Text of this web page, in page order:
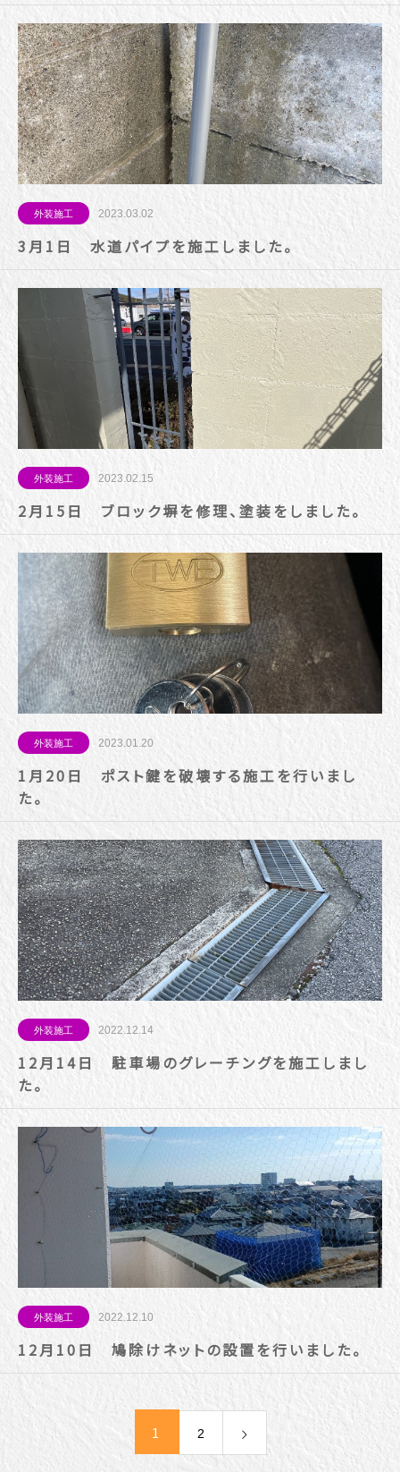
外装施工 2023.03.02
3月1日 水道パイプを施工しました。
外装施工 2023.02.15
2月15日 ブロック塀を修理、塗装をしました。
外装施工 2023.01.20
1月20日 ポスト鍵を破壊する施工を行いまし
た。
外装施工 2022.12.14
12月14日 駐車場のグレーチングを施工しまし
た。
外装施工 2022.12.10
12月10日 鳩除けネットの設置を行いました。
1 2